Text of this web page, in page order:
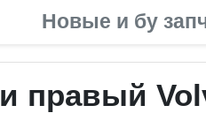
Новые и бу
правый